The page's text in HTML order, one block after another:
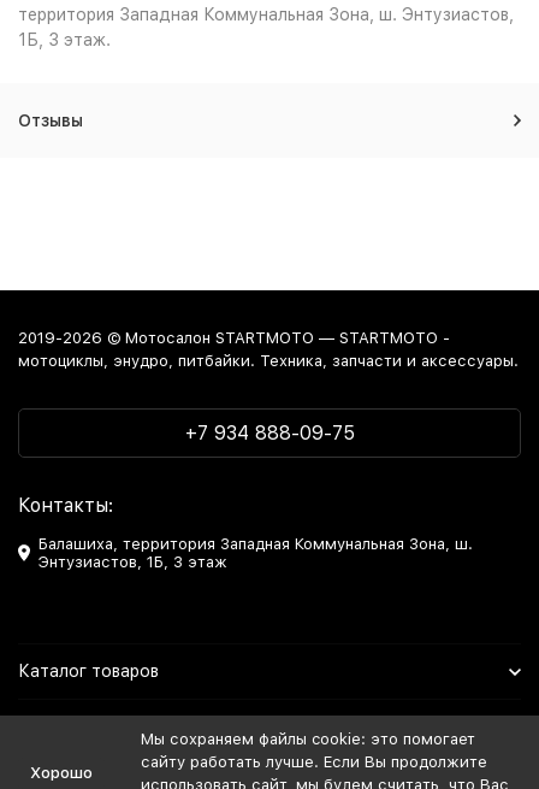
территория Западная Коммунальная Зона, ш. Энтузиастов,
1Б, 3 этаж.
Отзывы
2019-2026 © Мотосалон STARTMOTO — STARTMOTO -
мотоциклы, энудро, питбайки. Техника, запчасти и аксессуары.
+7 934 888-09-75
Контакты:
Балашиха, территория Западная Коммунальная Зона, ш.
Энтузиастов, 1Б, 3 этаж
Каталог товаров
Мы в Соцсетях
Хорошо
Мы сохраняем файлы cookie: это помогает
сайту работать лучше. Если Вы продолжите
использовать сайт, мы будем считать, что Вас